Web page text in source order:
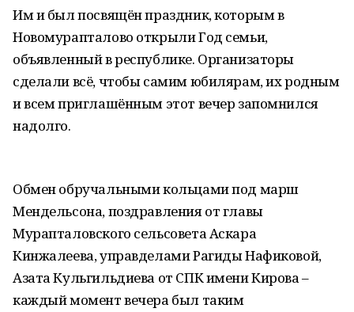
Им и был посвящён праздник, которым в
Новомурапталово открыли Год семьи,
объявленный в республике. Организаторы
сделали всё, чтобы самим юбилярам, их родным
и всем приглашённым этот вечер запомнился
надолго.
Обмен обручальными кольцами под марш
Мендельсона, поздравления от главы
Мурапталовского сельсовета Аскара
Кинжалеева, управделами Рагиды Нафиковой,
Азата Кульгильдиева от СПК имени Кирова –
каждый момент вечера был таким